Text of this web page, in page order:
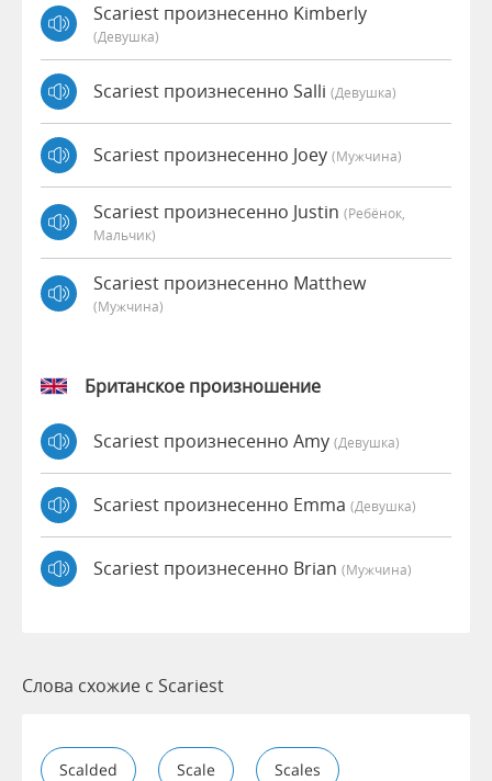
Scariest произнесенно Kimberly
(девушка)
Scariest произнесенно Salli (девушка)
Scariest произнесенно Joey (мужчина)
Scariest произнесенно Justin (Ребёнок,
Мальчик)
Scariest произнесенно Matthew
(мужчина)
Британское произношение
Scariest произнесенно Amy (девушка)
Scariest произнесенно Emma (девушка)
Scariest произнесенно Brian (мужчина)
Слова схожие с Scariest
Scalded Scale Scales